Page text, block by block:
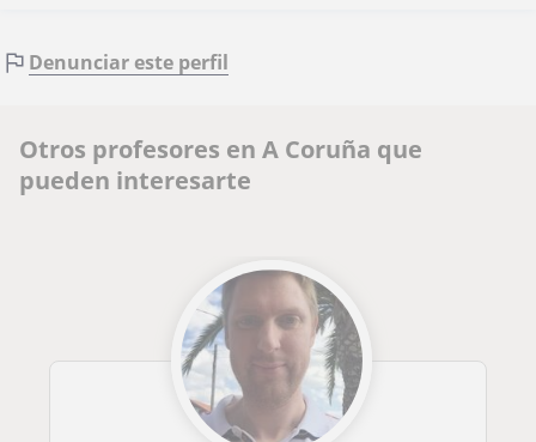
Denunciar este perfil
Otros profesores en A Coruña que
pueden interesarte